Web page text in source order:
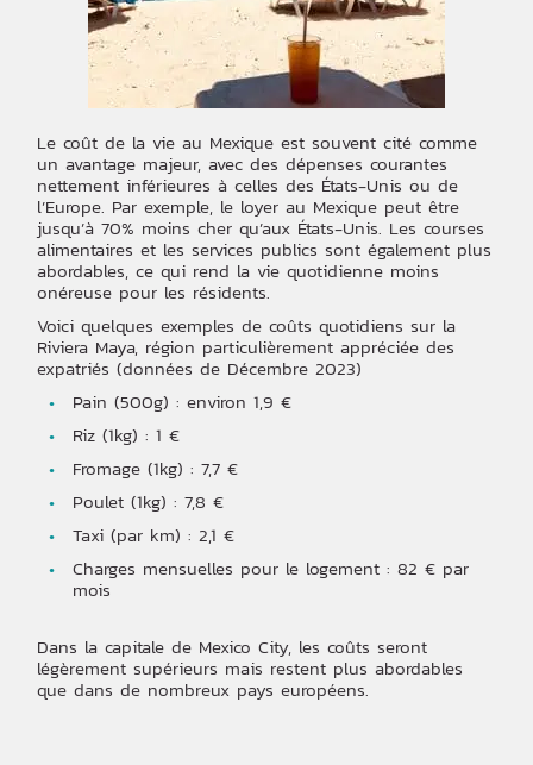
Le coût de la vie au Mexique est souvent cité comme
un avantage majeur, avec des dépenses courantes
nettement inférieures à celles des États-Unis ou de
l’Europe. Par exemple, le loyer au Mexique peut être
jusqu’à 70% moins cher qu’aux États-Unis. Les courses
alimentaires et les services publics sont également plus
abordables, ce qui rend la vie quotidienne moins
onéreuse pour les résidents.
Voici quelques exemples de coûts quotidiens sur la
Riviera Maya, région particulièrement appréciée des
expatriés (données de Décembre 2023)
Pain (500g) : environ 1,9 €
Riz (1kg) : 1 €
Fromage (1kg) : 7,7 €
Poulet (1kg) : 7,8 €
Taxi (par km) : 2,1 €
Charges mensuelles pour le logement : 82 € par
mois
Dans la capitale de Mexico City, les coûts seront
légèrement supérieurs mais restent plus abordables
que dans de nombreux pays européens.